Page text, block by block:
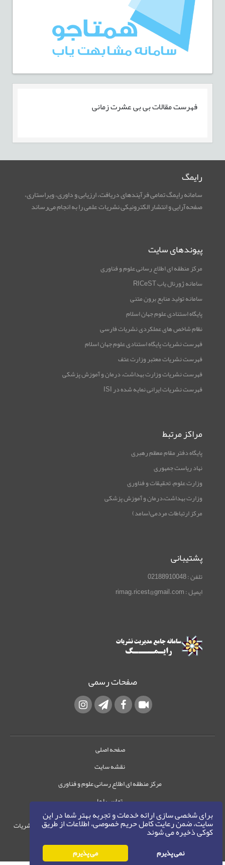
برای شخصی سازی ارائه خدمات و تجربه بهتر شما در این
سایت، ضمن رعایت کامل حریم خصوصی، اطلاعات از طریق
کوکی ذخیره می شوند
نمی پذیرم می پذیرم
فهرست مقالاتبی بی عشرت زمانی
رایمگ
سامانه رایمگ تمامی فرآیندهای دریافت، ارزیابی و داوری، ویراستاری،
صفحه‌آرایی و انتشار الکترونیکی نشریات علمی را به انجام می‌رساند
پیوندهای سایت
مرکز منطقه ای اطلاع رسانی علوم و فناوری
سامانه ژورنال یاب RICeST
سامانه تولید منابع برون متنی
پایگاه استنادی علوم جهان اسلام
نظام شاخص های عملکردی نشریات فارسی
فهرست نشریات پایگاه استنادی علوم جهان اسلام
فهرست نشریات معتبر وزارت عتف
فهرست نشریات وزارت بهداشت، درمان و آموزش پزشکی
فهرست نشریات ایرانی نمایه شده در ISI
مراکز مرتبط
پایگاه دفتر مقام معظم رهبری
نهاد ریاست جمهوری
وزارت علوم، تحقیقات و فناوری
وزارت بهداشت،درمان و آموزش پزشکی
مرکز ارتباطات مردمی(سامد)
پشتیبانی
تلفن : 02188910048
ایمیل : rimag.ricest@gmail.com
صفحات رسمی
صفحه اصلی
نقشه سایت
مرکز منطقه ای اطلاع رسانی علوم و فناوری
تماس با ما
حقوق این وب‌سایت متعلق به سامانه مدیریت نشریات
حق نشر 1405-1396